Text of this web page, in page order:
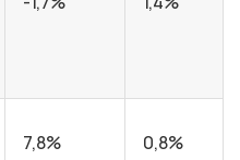
7,8% 0,8%